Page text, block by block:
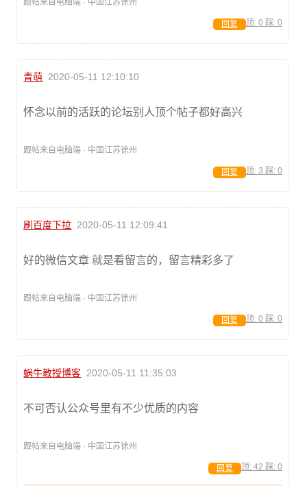
顶: 0 踩: 0
回复
青萌 2020-05-11 12:10:10
怀念以前的活跃的论坛别人顶个帖子都好高兴
跟帖来自电脑端 · 中国江苏徐州
顶: 3 踩: 0
回复
刷百度下拉 2020-05-11 12:09:41
好的微信文章 就是看留言的，留言精彩多了
跟帖来自电脑端 · 中国江苏徐州
顶: 0 踩: 0
回复
蜗牛教授博客 2020-05-11 11:35:03
不可否认公众号里有不少优质的内容
跟帖来自电脑端 · 中国江苏徐州
顶: 42 踩: 0
回复